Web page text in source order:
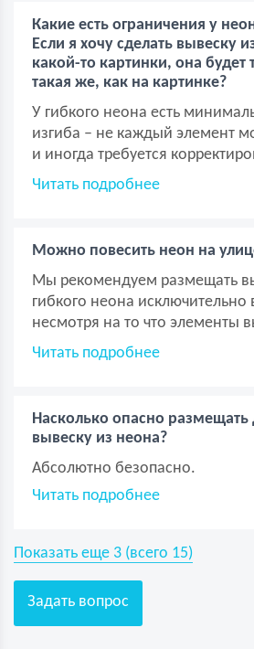
Какие есть ограничения у
Если я хочу сделать вывеску
какой-то картинки, она будет
такая же, как на картинке?
У гибкого неона есть
изгиба – не каждый элемент
и иногда требуется
элемента или его внешнего
накладывать одну неоновую
Читать подробнее
Можно повесить неон на
Мы рекомендуем размещать
гибкого неона
несмотря на то что элементы
защищены от внешних
долгом нахождении на улице
Читать подробнее
Насколько опасно
вывеску из неона?
Абсолютно безопасно.
Читать подробнее
Показать еще 3 (всего 15)
Задать вопрос